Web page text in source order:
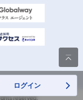
reserved.

ログイン